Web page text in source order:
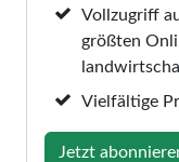
Vollzugriff
größten
Vielfältige
Jetzt